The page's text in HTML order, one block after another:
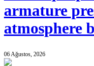
armature
atmosphere
06 Ağustos, 2026